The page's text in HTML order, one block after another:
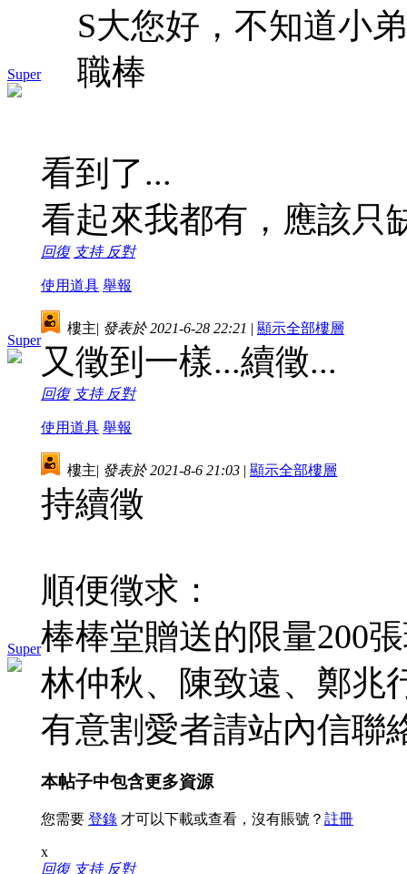
Super
S大您好，不知道小
職棒
看到了...
看起來我都有，應該只
回復 支持 反對
使用道具 舉報
Super
樓主| 發表於 2021-6-28 22:21 | 顯示全部樓層
又徵到一樣...續徵...
回復 支持 反對
使用道具 舉報
Super
樓主| 發表於 2021-8-6 21:03 | 顯示全部樓層
持續徵
順便徵求：
棒棒堂贈送的限量200
林仲秋、陳致遠、鄭兆
有意割愛者請站內信聯
本帖子中包含更多資源
您需要 登錄 才可以下載或查看，沒有賬號？ 註冊
x
回復 支持 反對